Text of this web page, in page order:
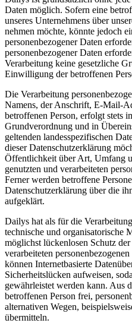
Daten möglich. Sofern eine
unseres Unternehmens über
nehmen möchte, könnte jedoch
personenbezogener Daten
personenbezogener Daten
Verarbeitung keine gesetzliche
Einwilligung der betroffenen
Die Verarbeitung
Namens, der Anschrift, E-Mail-
betroffenen Person, erfolgt stets
Grundverordnung und in
geltenden landesspezifischen
dieser Datenschutzerklärung
Öffentlichkeit über Art, Umfang
genutzten und verarbeiteten
Ferner werden betroffene
Datenschutzerklärung über die
aufgeklärt.
Dailys hat als für die
technische und organisatorische
möglichst lückenlosen Schutz
verarbeiteten
können Internetbasierte
Sicherheitslücken aufweisen,
gewährleistet werden kann. Aus
betroffenen Person frei,
alternativen Wegen,
übermitteln.